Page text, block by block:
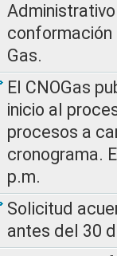
conformación
Gas.
El CNOGas
inicio al
procesos a
cronograma.
p.m.
Solicitud
antes del 30